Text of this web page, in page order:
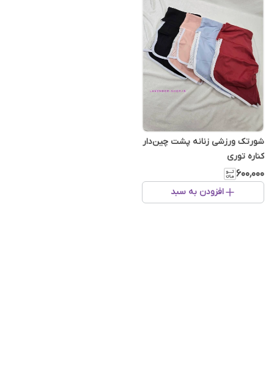
شورتک ورزشی زنانه پشت چین‌دار
کناره توری
۶۰۰٬۰۰۰
افزودن به سبد